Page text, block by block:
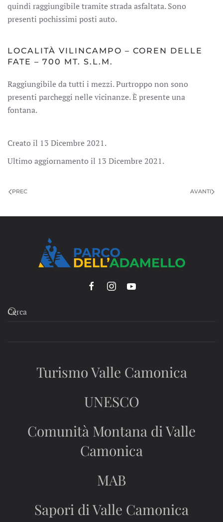
quindi raggiungibile tramite strada asfaltata. Sono
presenti pochissimi posti auto.
LOCALITÀ VILINCAMPO – COREN DELLE
FATE – 700 MT. S.L.M.
Raggiungibile da tutti i mezzi. Purtroppo non sono
presenti parcheggi nelle vicinanze. È presente una
fontana.
Creato il 13 Dicembre 2021.
Ultimo aggiornamento il 13 Dicembre 2021.
PREC AVANTI
Turismo Valle Camonica
UNESCO
Comunità Montana di Valle
Camonica
MAB
Sapori di Valle Camonica